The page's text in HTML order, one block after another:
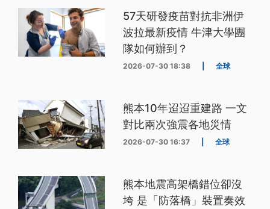
57天研發疫苗對抗非洲伊
波拉最新疫情 牛津大學團
隊如何辦到？
2026-07-30 18:38 全球
熊本10年迢迢重建路 一文
對比兩次強震各地災情
2026-07-30 16:37 全球
熊本地震高架橋錯位卻沒
垮 是「防落橋」裝置奏效